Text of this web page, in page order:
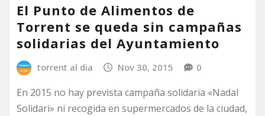
El Punto de Alimentos de
Torrent se queda sin campañas
solidarias del Ayuntamiento
torrent al dia Nov 30, 2015 0
En 2015 no hay prevista campaña solidaria «Nadal
Solidari» ni recogida en supermercados de la ciudad,